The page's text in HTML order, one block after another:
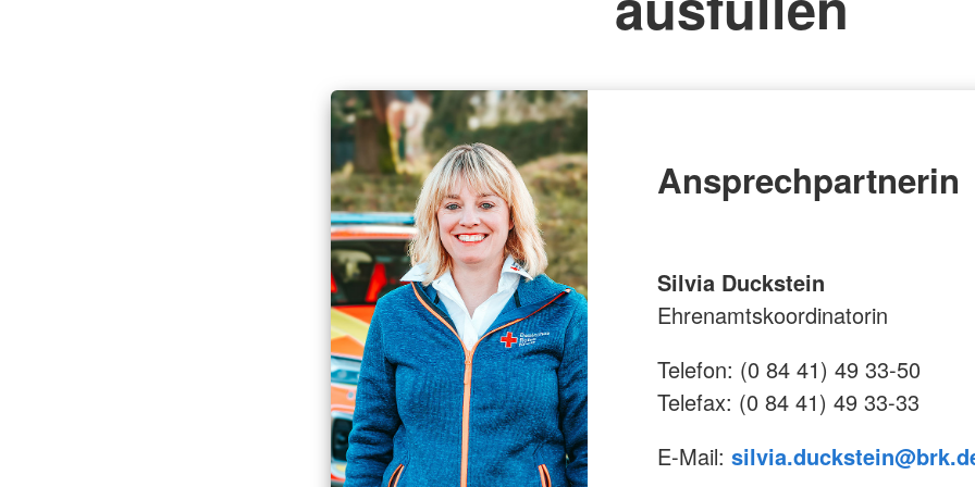
Ansprechpartnerin
Silvia Duckstein
Ehrenamtskoordinatorin
Telefon: (0 84 41) 49 33-50
Telefax: (0 84 41) 49 33-33
E-Mail: